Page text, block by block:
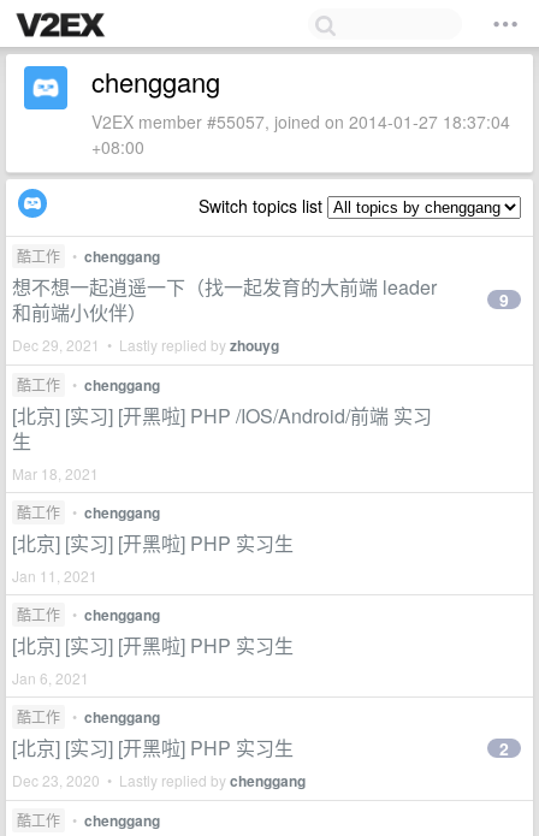
chenggang
V2EX member #55057, joined on 2014-01-27 18:37:04
+08:00
Switch topics list
酷工作 • chenggang
想不想一起逍遥一下（找一起发育的大前端 leader
和前端小伙伴）
Dec 29, 2021 • Lastly replied byzhouyg
9
酷工作 • chenggang
[北京] [实习] [开黑啦] PHP /IOS/Android/前端 实习
生
Mar 18, 2021
酷工作
• chenggang
[北京] [实习] [开黑啦] PHP 实习生
Jan 11, 2021
酷工作
• chenggang
[北京] [实习] [开黑啦] PHP 实习生
Jan 6, 2021
酷工作
• chenggang
[北京] [实习] [开黑啦] PHP 实习生
Dec 23, 2020 • Lastly replied bychenggang
2
酷工作 • chenggang